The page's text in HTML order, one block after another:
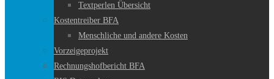
Textperlen Übersicht
Kostentreiber BFA
Menschliche und andere Kosten
Vorzeigeprojekt
Rechnungshofbericht BFA